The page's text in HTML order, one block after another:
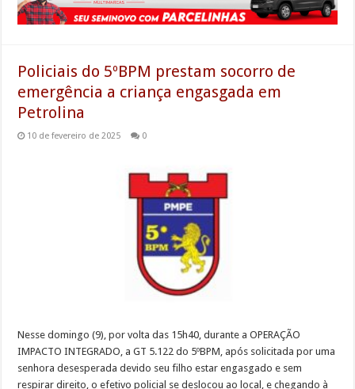
Policiais do 5ºBPM prestam socorro de
emergência a criança engasgada em
Petrolina
10 de fevereiro de 2025 0
Nesse domingo (9), por volta das 15h40, durante a OPERAÇÃO
IMPACTO INTEGRADO, a GT 5.122 do 5ºBPM, após solicitada por uma
senhora desesperada devido seu filho estar engasgado e sem
respirar direito, o efetivo policial se deslocou ao local, e chegando à